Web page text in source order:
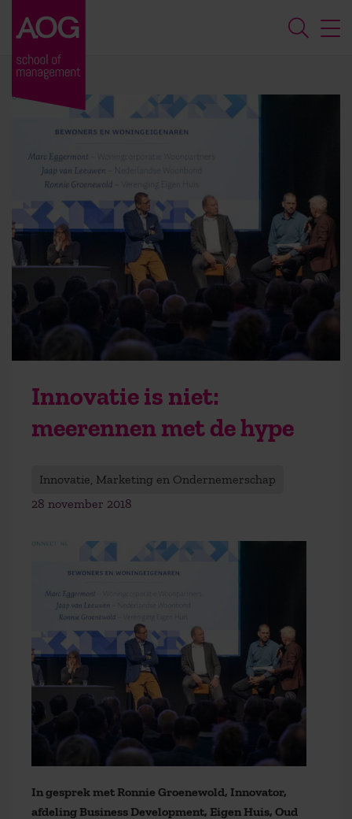
Innovatie is niet:
meerennen met de hype
Innovatie, Marketing en Ondernemerschap
28 november 2018
In gesprek met Ronnie Groenewold, Innovator,
afdeling Business Development, Eigen Huis, Oud